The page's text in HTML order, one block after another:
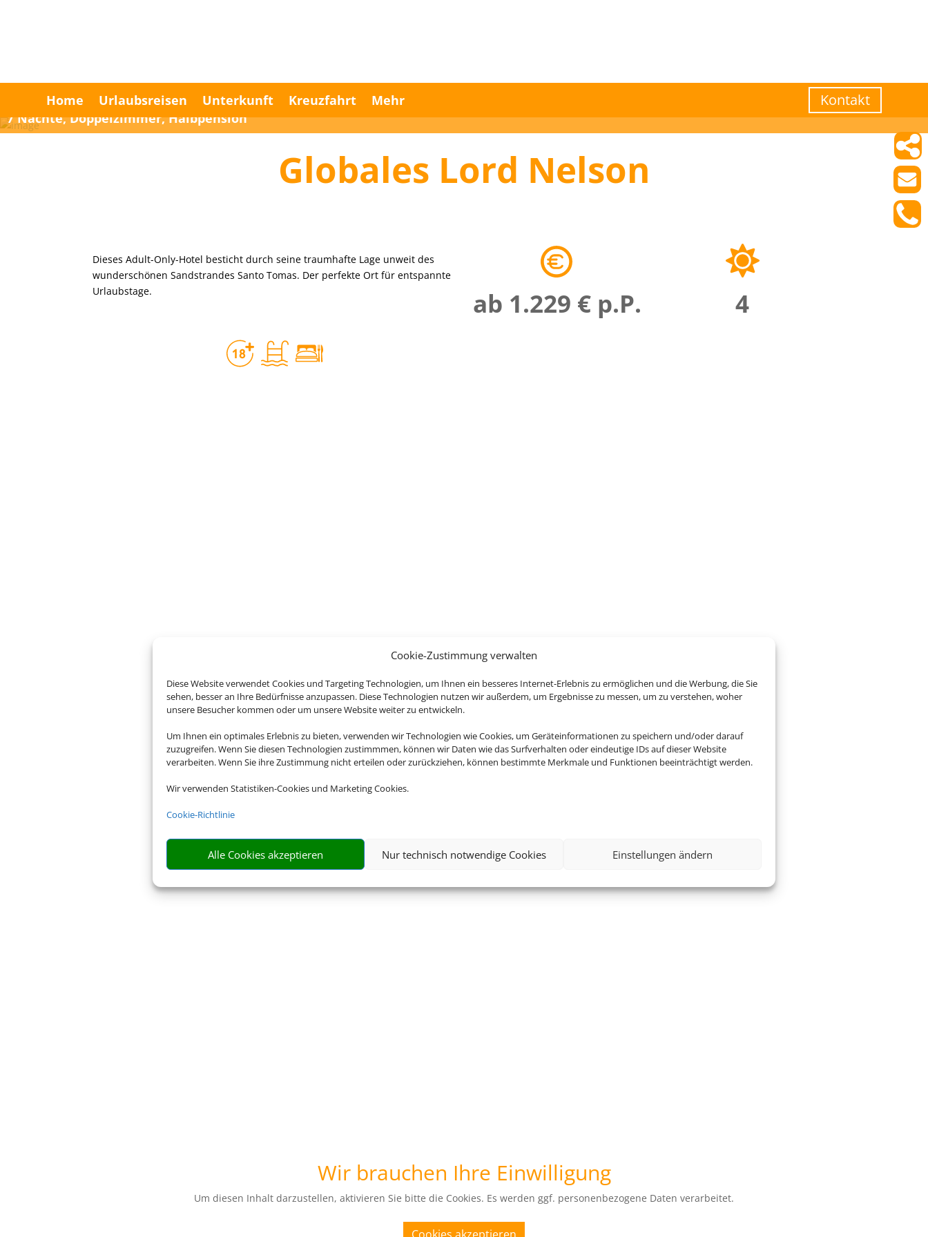
Cookie-Zustimmung verwalten
Diese Website verwendet Cookies und Targeting Technologien, um Ihnen ein besseres Internet-Erlebnis zu ermöglichen und die Werbung, die Sie
sehen, besser an Ihre Bedürfnisse anzupassen. Diese Technologien nutzen wir außerdem, um Ergebnisse zu messen, um zu verstehen, woher
unsere Besucher kommen oder um unsere Website weiter zu entwickeln.
Um Ihnen ein optimales Erlebnis zu bieten, verwenden wir Technologien wie Cookies, um Geräteinformationen zu speichern und/oder darauf
zuzugreifen. Wenn Sie diesen Technologien zustimmmen, können wir Daten wie das Surfverhalten oder eindeutige IDs auf dieser Website
verarbeiten. Wenn Sie ihre Zustimmung nicht erteilen oder zurückziehen, können bestimmte Merkmale und Funktionen beeinträchtigt werden.
Wir verwenden Statistiken-Cookies und Marketing Cookies.
Cookie-Richtlinie
Alle Cookies akzeptieren Nur technisch notwendige Cookies Einstellungen ändern
Home Urlaubsreisen Unterkunft Kreuzfahrt Mehr Kontakt
7 Nächte, Doppelzimmer, Halbpension
Globales Lord Nelson
Dieses Adult-Only-Hotel besticht durch seine traumhafte Lage unweit des
wunderschönen Sandstrandes Santo Tomas. Der perfekte Ort für entspannte
Urlaubstage.
ab 1.229 € p.P. 4
Wir brauchen Ihre Einwilligung
Um diesen Inhalt darzustellen, aktivieren Sie bitte die Cookies. Es werden ggf. personenbezogene Daten verarbeitet.